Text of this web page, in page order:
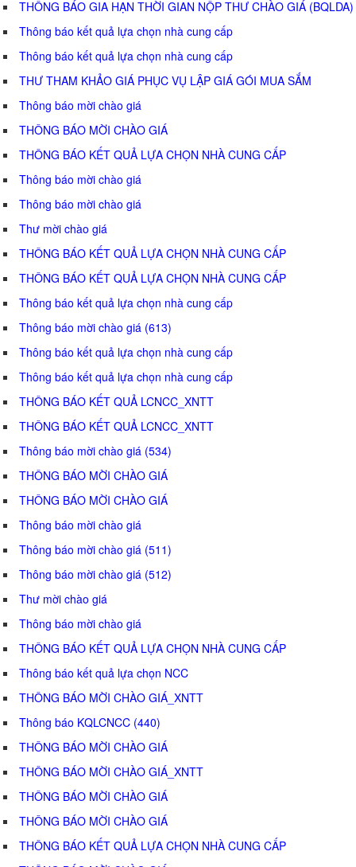
THÔNG BÁO GIA HẠN THỜI GIAN NỘP THƯ CHÀO GIÁ (BQLDA)
Thông báo kết quả lựa chọn nhà cung cấp
Thông báo kết quả lựa chọn nhà cung cấp
THƯ THAM KHẢO GIÁ PHỤC VỤ LẬP GIÁ GÓI MUA SẮM
Thông báo mời chào giá
THÔNG BÁO MỜI CHÀO GIÁ
THÔNG BÁO KẾT QUẢ LỰA CHỌN NHÀ CUNG CẤP
Thông báo mời chào giá
Thông báo mời chào giá
Thư mời chào giá
THÔNG BÁO KẾT QUẢ LỰA CHỌN NHÀ CUNG CẤP
THÔNG BÁO KẾT QUẢ LỰA CHỌN NHÀ CUNG CẤP
Thông báo kết quả lựa chọn nhà cung cấp
Thông báo mời chào giá (613)
Thông báo kết quả lựa chọn nhà cung cấp
Thông báo kết quả lựa chọn nhà cung cấp
THÔNG BÁO KẾT QUẢ LCNCC_XNTT
THÔNG BÁO KẾT QUẢ LCNCC_XNTT
Thông báo mời chào giá (534)
THÔNG BÁO MỜI CHÀO GIÁ
THÔNG BÁO MỜI CHÀO GIÁ
Thông báo mời chào giá
Thông báo mời chào giá (511)
Thông báo mời chào giá (512)
Thư mời chào giá
Thông báo mời chào giá
THÔNG BÁO KẾT QUẢ LỰA CHỌN NHÀ CUNG CẤP
Thông báo kết quả lựa chọn NCC
THÔNG BÁO MỜI CHÀO GIÁ_XNTT
Thông báo KQLCNCC (440)
THÔNG BÁO MỜI CHÀO GIÁ
THÔNG BÁO MỜI CHÀO GIÁ_XNTT
THÔNG BÁO MỜI CHÀO GIÁ
THÔNG BÁO MỜI CHÀO GIÁ
THÔNG BÁO KẾT QUẢ LỰA CHỌN NHÀ CUNG CẤP